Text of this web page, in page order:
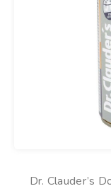
Dr. Clauder’s